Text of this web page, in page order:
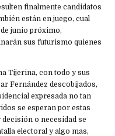
finalmente candidatos
están en juego, cual
junio próximo,
sus futurismo quienes
Tijerina, con todo y sus
Fernández descobijados,
expresada no tan
se esperan por estas
o necesidad se
electoral y algo mas,